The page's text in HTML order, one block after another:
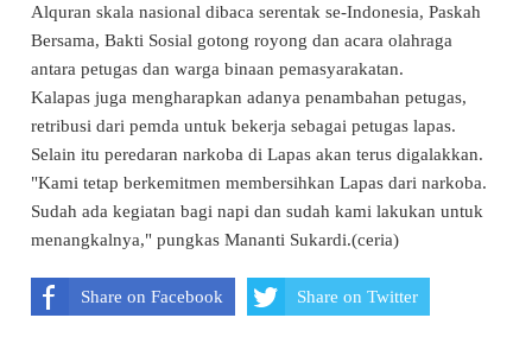
Alquran skala nasional dibaca serentak se-Indonesia, Paskah
Bersama, Bakti Sosial gotong royong dan acara olahraga
antara petugas dan warga binaan pemasyarakatan.
Kalapas juga mengharapkan adanya penambahan petugas,
retribusi dari pemda untuk bekerja sebagai petugas lapas.
Selain itu peredaran narkoba di Lapas akan terus digalakkan.
"Kami tetap berkemitmen membersihkan Lapas dari narkoba.
Sudah ada kegiatan bagi napi dan sudah kami lakukan untuk
menangkalnya," pungkas Mananti Sukardi.(ceria)
Share on Facebook Share on Twitter